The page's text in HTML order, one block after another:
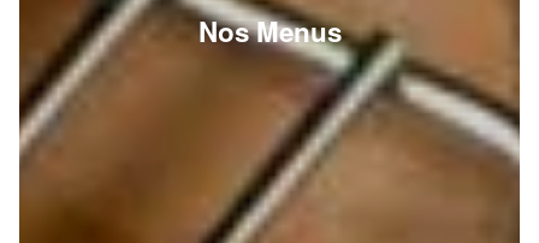
Nos Menus